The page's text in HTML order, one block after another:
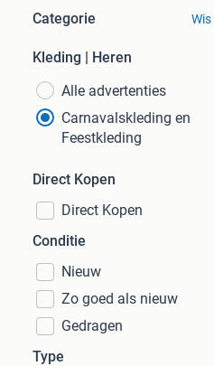
Categorie
Kleding | Heren
Alle advertenties
Carnavalskleding en
Feestkleding
Direct Kopen
Direct Kopen
Conditie
Nieuw
Zo goed als nieuw
Gedragen
Type